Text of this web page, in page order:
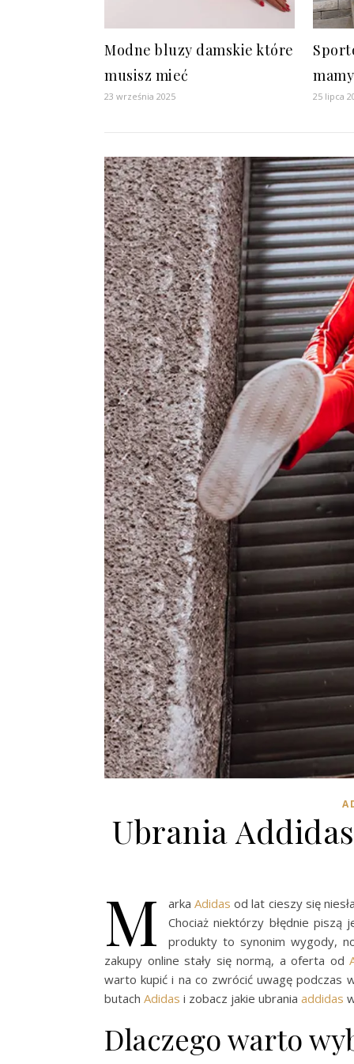
Modne bluzy damskie które
musisz mieć
23 września 2025 25 lipca
Ubrania
M arkaAdidas od lat cieszy się
Chociaż niektórzy błędnie
produkty to synonim wygody,
zakupy online stały się normą, a oferta od
warto kupić i na co zwrócić uwagę podczas
butach Adidas i zobacz jakie ubrania addidas
Dlaczego warto